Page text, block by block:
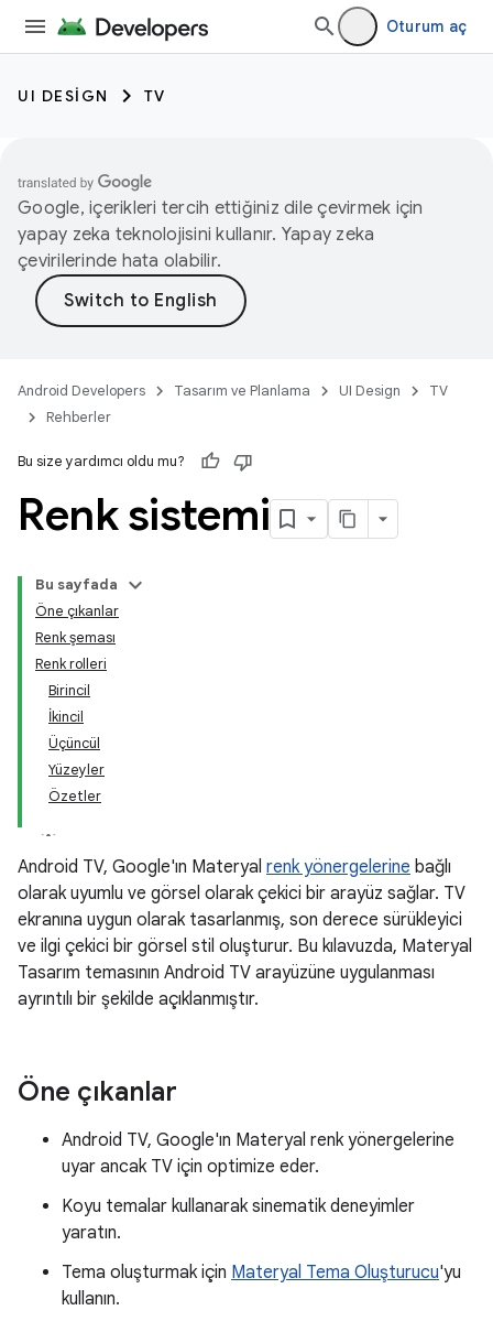
Oturum aç
UI DESIGN TV
Google, içerikleri tercih ettiğiniz dile çevirmek için
yapay zeka teknolojisini kullanır. Yapay zeka
çevirilerinde hata olabilir.
Android Developers Tasarım ve Planlama UI Design
TV
Rehberler
Bu size yardımcı oldu mu?
Renk sistemi
Bu sayfada
Öne çıkanlar
Renk şeması
Renk rolleri
Birincil
İkincil
Üçüncül
Yüzeyler
Özetler
Android TV, Google'ın Materyal renk yönergelerine bağlı
olarak uyumlu ve görsel olarak çekici bir arayüz sağlar. TV
ekranına uygun olarak tasarlanmış, son derece sürükleyici
ve ilgi çekici bir görsel stil oluşturur. Bu kılavuzda, Materyal
Tasarım temasının Android TV arayüzüne uygulanması
ayrıntılı bir şekilde açıklanmıştır.
Öne çıkanlar
Android TV, Google'ın Materyal renk yönergelerine
uyar ancak TV için optimize eder.
Koyu temalar kullanarak sinematik deneyimler
yaratın.
Tema oluşturmak için Materyal Tema Oluşturucu'yu
kullanın.